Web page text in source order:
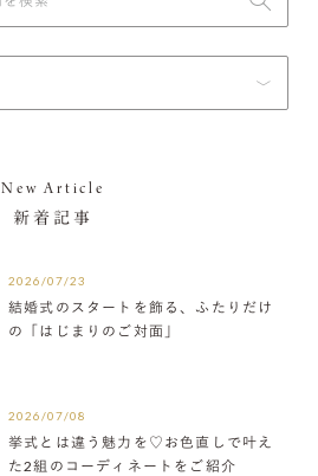
New Article
新着記事
2026/07/23
結婚式のスタートを飾る、ふたりだけ
の「はじまりのご対面」
2026/07/08
挙式とは違う魅力を♡お色直しで叶え
た2組のコーディネートをご紹介